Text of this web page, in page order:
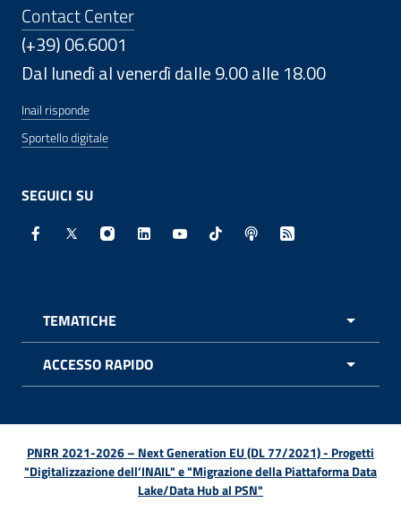
Contact Center
(+39) 06.6001
Dal lunedì al venerdì dalle 9.00 alle 18.00
Inail risponde
Sportello digitale
SEGUICI SU
Facebook - Sito esterno - Apertura in nuova finestra
X - Sito esterno - Apertura in nuova finestra
Instagram - Sito esterno - Apertura in
Linkedin - Sito esterno - Apertura in
Youtube - Sito esterno -
TikTok - Sito esterno -
Spreaker - Sito
Feed RSS -
TEMATICHE
ACCESSO RAPIDO
PNRR 2021-2026 – Next Generation EU (DL 77/2021) - Progetti
"Digitalizzazione dell’INAIL" e "Migrazione della Piattaforma Data
Lake/Data Hub al PSN"